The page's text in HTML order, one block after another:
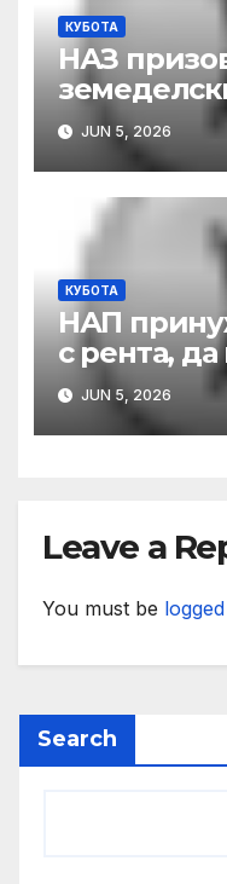
КУБОТА
НАЗ
новия
JUN 5, 2026
КУБОТА
НАП
с рента,
пет години
JUN 5, 2026
Leave a
You must be
Search